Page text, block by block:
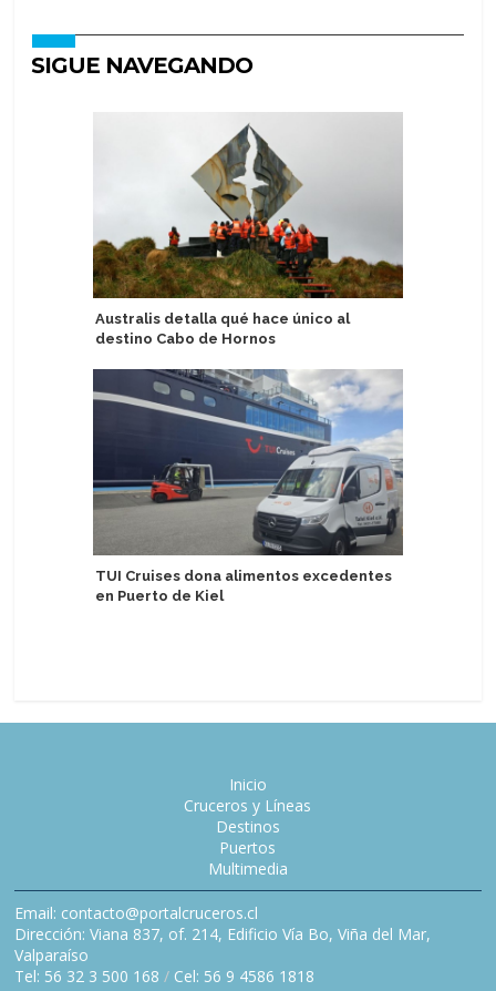
SIGUE NAVEGANDO
Australis detalla qué hace único al
destino Cabo de Hornos
TUI Cruises dona alimentos excedentes
en Puerto de Kiel
Inicio
Cruceros y Líneas
Destinos
Puertos
Multimedia
Email: contacto@portalcruceros.cl
Dirección: Viana 837, of. 214, Edificio Vía Bo, Viña del Mar,
Valparaíso
Tel: 56 32 3 500 168 / Cel: 56 9 4586 1818